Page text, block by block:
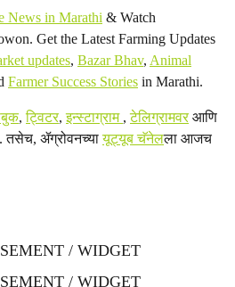
News in Marathi & Watch
Get the Latest Farming Updates
updates, Bazar Bhav, Animal
Farmer Success Stories in Marathi.
,ट्विटर,इन्स्टाग्राम ,टेलिग्रामवरआणि
तसेच, ॲग्रोवनच्यायूट्यूब चॅनेलला आजच
/ WIDGET
/ WIDGET